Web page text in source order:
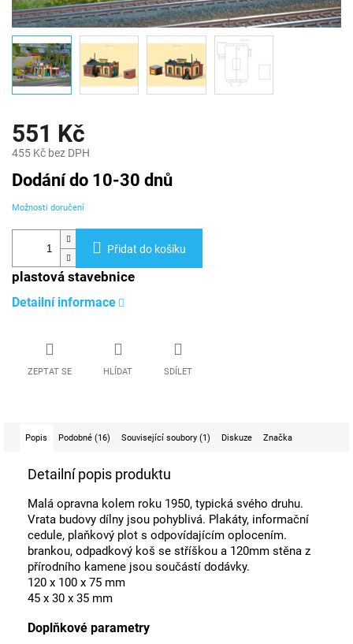
551 Kč
455 Kč bez DPH
Měrná
cena:
Dodání do 10-30 dnů
Možnosti doručení
Přidat do košíku
plastová stavebnice
Detailní informace
ZEPTAT SE HLÍDAT SDÍLET
Popis Podobné (16) Související soubory (1) Diskuze Značka
Detailní popis produktu
Malá opravna kolem roku 1950, typická svého druhu.
Vrata budovy dílny jsou pohyblivá. Plakáty, informační
cedule, plaňkový plot s odpovídajícím oplocením.
brankou, odpadkový koš se stříškou a 120mm stěna z
přírodního kamene jsou součástí dodávky.
120 x 100 x 75 mm
45 x 30 x 35 mm
Doplňkové parametry